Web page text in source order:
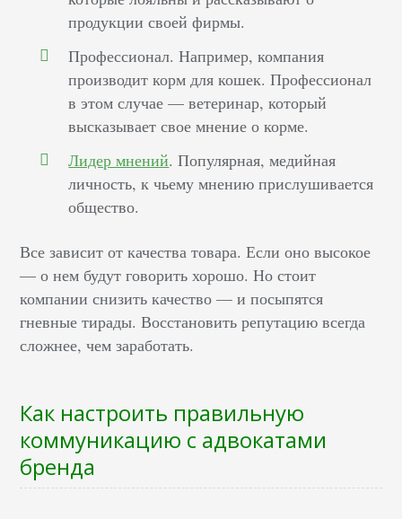
продукции своей фирмы.
Профессионал. Например, компания
производит корм для кошек. Профессионал
в этом случае — ветеринар, который
высказывает свое мнение о корме.
Лидер мнений. Популярная, медийная
личность, к чьему мнению прислушивается
общество.
Все зависит от качества товара. Если оно высокое
— о нем будут говорить хорошо. Но стоит
компании снизить качество — и посыпятся
гневные тирады. Восстановить репутацию всегда
сложнее, чем заработать.
Как настроить правильную
коммуникацию с адвокатами
бренда